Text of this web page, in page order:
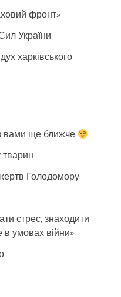
фронт»
України
харківського
вами ще ближче
тварин
Голодомору
стрес, знаходити
в умовах війни»